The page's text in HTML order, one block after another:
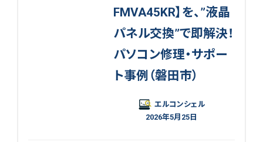
FMVA45KR】を、”液晶
パネル交換”で即解決！
パソコン修理・サポー
ト事例（磐田市）
エルコンシェル
2026年5月25日